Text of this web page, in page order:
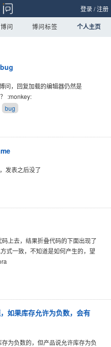
登录/注册
问 博问标签 个人主页
问，回复加载的编辑器仍然是
:monkey:
bug
发表之后没了
上去，结果折叠代码的下面出现了
式一致，不知道是如何产生的，望
如果库存允许为负数，会有
为负数的，但产品说允许库存为负